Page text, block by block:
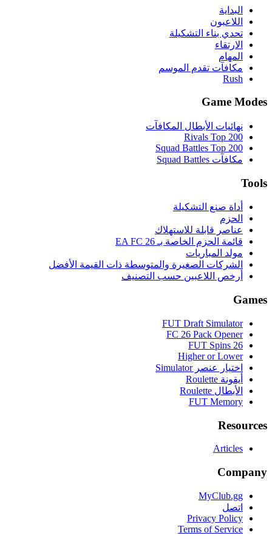
البداية
اللاعبون
تحدي بناء التشكيلة
الارتقاء
المهام
مكافآت تقدم الموسم
Rush
Game Modes
نهائيات الأبطال المكافآت
Rivals Top 200
Squad Battles Top 200
مكافآت Squad Battles
Tools
أداة صنع التشكيلة
الحزم
عناصر قابلة للاستهلاك
قائمة الحزم الخاصة بـ EA FC 26
مولد المباريات
الشركات الصغيرة والمتوسطة ذات القيمة الأفضل
أرخص اللاعبين حسب التصنيف
Games
FUT Draft Simulator
FC 26 Pack Opener
FUT Spins 26
Higher or Lower
اختيار عنصر Simulator
أيقونة Roulette
الأبطال Roulette
FUT Memory
Resources
Articles
Company
MyClub.gg
اتصل
Privacy Policy
Terms of Service